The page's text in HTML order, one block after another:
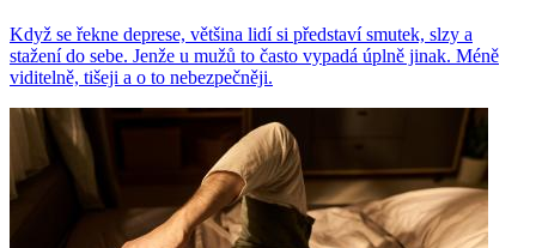
Když se řekne deprese, většina lidí si představí smutek, slzy a
stažení do sebe. Jenže u mužů to často vypadá úplně jinak. Méně
viditelně, tišeji a o to nebezpečněji.